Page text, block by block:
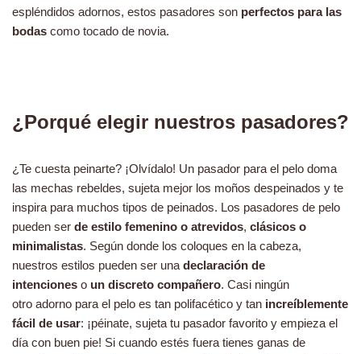
espléndidos adornos, estos pasadores son perfectos para las
bodas como tocado de novia.
¿Porqué elegir nuestros pasadores?
¿Te cuesta peinarte? ¡Olvídalo! Un pasador para el pelo doma
las mechas rebeldes, sujeta mejor los moños despeinados y te
inspira para muchos tipos de peinados. Los pasadores de pelo
pueden ser de estilo femenino o atrevidos, clásicos o
minimalistas. Según donde los coloques en la cabeza,
nuestros estilos pueden ser una declaración de
intenciones o un discreto compañero. Casi ningún
otro adorno para el pelo es tan polifacético y tan increíblemente
fácil de usar: ¡péinate, sujeta tu pasador favorito y empieza el
día con buen pie! Si cuando estés fuera tienes ganas de